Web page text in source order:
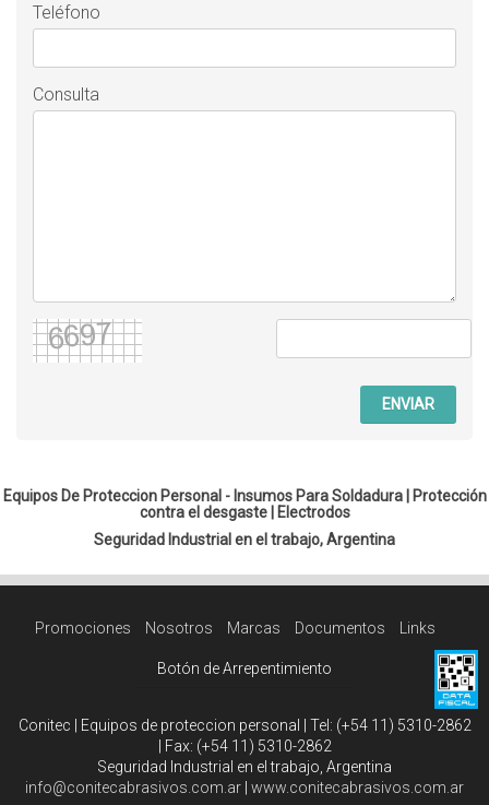
Teléfono
Consulta
ENVIAR
Equipos De Proteccion Personal - Insumos Para Soldadura |
Protección
contra el desgaste|
Electrodos
Seguridad Industrial en el trabajo, Argentina
Promociones Nosotros Marcas Documentos Links
Botón de Arrepentimiento
Conitec | Equipos de proteccion personal | Tel: (+54 11) 5310-2862
| Fax: (+54 11) 5310-2862
Seguridad Industrial en el trabajo, Argentina
info@conitecabrasivos.com.ar www.conitecabrasivos.com.ar